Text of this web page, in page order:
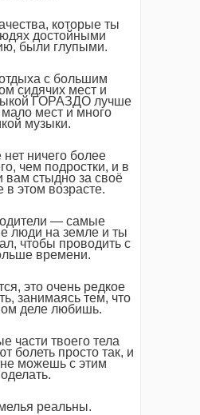
которые ты
достойными
были глупыми.
с большим
сидячих мест и
ГОРАЗДО лучше
мало мест и много
музыки.
ничего более
чем подростки, и в
вам стыдно за своё
в этом возрасте.
— самые
люди на земле и ты
чтобы проводить с
времени.
это очень редкое
занимаясь тем, что
деле любишь.
части твоего тела
болеть просто так, и
можешь с этим
реальны.